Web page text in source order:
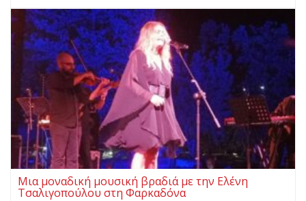
Μια μοναδική μουσική βραδιά με την Ελένη
Τσαλιγοπούλου στη Φαρκαδόνα